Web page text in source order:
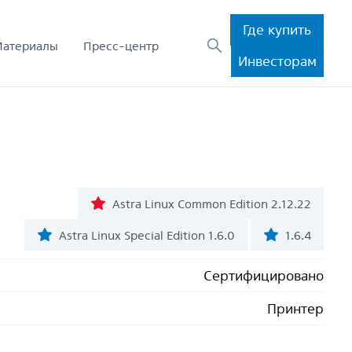
Пресс-центр
Где купить
Инвесторам
Astra Linux Common Edition 2.12.22
Astra Linux Special Edition 1.6.0 1.6.4
Сертифицировано
Принтер